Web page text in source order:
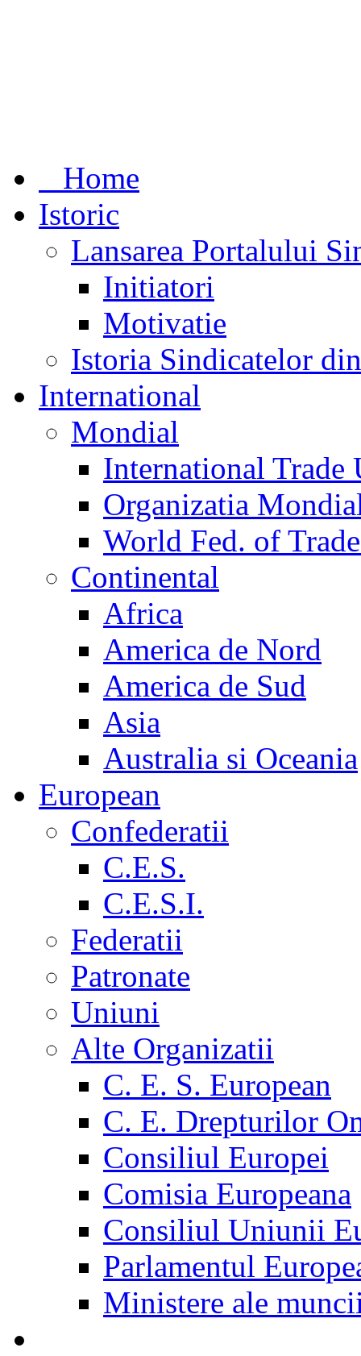
Home
Istoric
Lansarea Portalului
Initiatori
Motivatie
Istoria Sindicatelor
International
Mondial
International Trade
Organizatia
World Fed. of
Continental
Africa
America de Nord
America de Sud
Asia
Australia si Oceania
European
Confederatii
C.E.S.
C.E.S.I.
Federatii
Patronate
Uniuni
Alte Organizatii
C. E. S. European
C. E. Drepturilor
Consiliul Europei
Comisia Europeana
Consiliul Uniunii
Parlamentul
Ministere ale